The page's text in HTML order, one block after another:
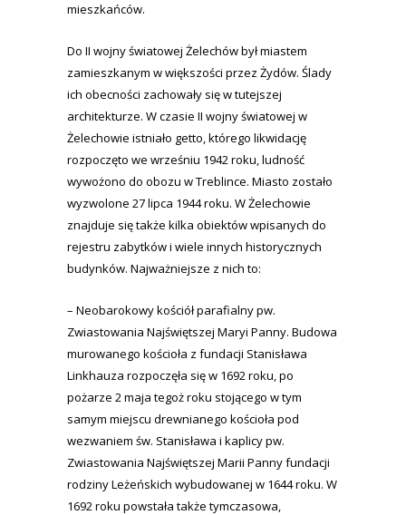
mieszkańców.
Do II wojny światowej Żelechów był miastem
zamieszkanym w większości przez Żydów. Ślady
ich obecności zachowały się w tutejszej
architekturze. W czasie II wojny światowej w
Żelechowie istniało getto, którego likwidację
rozpoczęto we wrześniu 1942 roku, ludność
wywożono do obozu w Treblince. Miasto zostało
wyzwolone 27 lipca 1944 roku. W Żelechowie
znajduje się także kilka obiektów wpisanych do
rejestru zabytków i wiele innych historycznych
budynków. Najważniejsze z nich to:
– Neobarokowy kościół parafialny pw.
Zwiastowania Najświętszej Maryi Panny. Budowa
murowanego kościoła z fundacji Stanisława
Linkhauza rozpoczęła się w 1692 roku, po
pożarze 2 maja tegoż roku stojącego w tym
samym miejscu drewnianego kościoła pod
wezwaniem św. Stanisława i kaplicy pw.
Zwiastowania Najświętszej Marii Panny fundacji
rodziny Leżeńskich wybudowanej w 1644 roku. W
1692 roku powstała także tymczasowa,